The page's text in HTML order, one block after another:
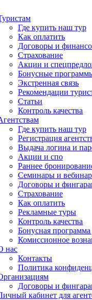
Где купить наш тур
Как оплатить
Договоры и
Страхование
Акции и
Бонусные
Экстренная связь
Рекомендации
Статьи
Контроль качества
Где купить наш тур
Регистрация
Выдача логина и
Акции и спо
Раннее
Семинары и
Договоры и
Страхование
Как оплатить
Рекламные туры
Контроль качества
Бонусная программа
Комиссионное
нас
Контакты
Политика
Договоры и
кабинет для